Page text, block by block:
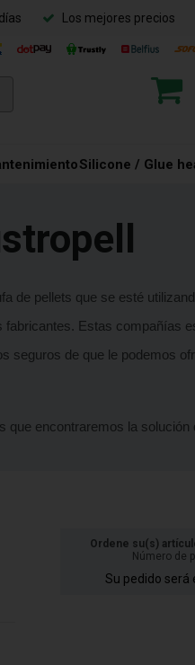
Los mejores precios
Silicone / Glue
de pellets que se esté
Estas compañías
seguros de que le podemos
encontraremos la solución
Ordene su(s)
Número de
Su pedido será